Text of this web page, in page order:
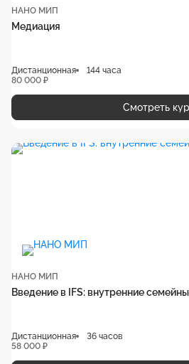
НАНО МИП
Медиация
Дистанционная
144 часа
80 000 ₽
Смотреть
НАНО МИП
Введение в IFS: внутренние
Дистанционная
36 часов
58 000 ₽